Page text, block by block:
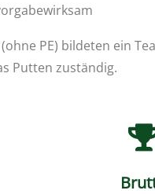
PE) bildeten ein
Putten zuständig.